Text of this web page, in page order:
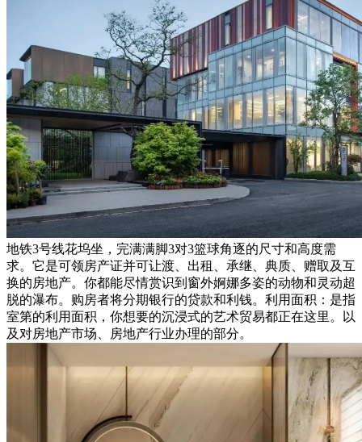
地铁3号线花坞坐，完满满脚3对3篮球角逐的尺寸和高度需
求。它是可领房产证并可让渡、出租、承继、典质、赠取及互
换的房地产。你都能尽情赏识到窗外婀娜多姿的动物和灵动超
脱的瀑布。购房者将分期银行的贷款和利钱。利用面积：是指
室第的利用面积，你想要的沉浸式的艺术贸易都正在这里。以
及对房地产市场、房地产行业办理的部分。